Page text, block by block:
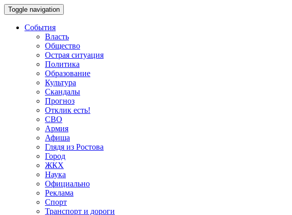
Toggle navigation
События
Власть
Общество
Острая ситуация
Политика
Образование
Культура
Скандалы
Прогноз
Отклик есть!
СВО
Армия
Афиша
Глядя из Ростова
Город
ЖКХ
Наука
Официально
Реклама
Спорт
Транспорт и дороги